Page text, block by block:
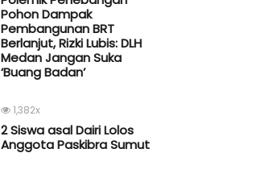
Pohon Dampak
Pembangunan BRT
Berlanjut, Rizki Lubis: DLH
Medan Jangan Suka
‘Buang Badan’
1,382x
2 Siswa asal Dairi Lolos
Anggota Paskibra Sumut